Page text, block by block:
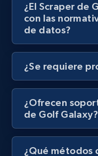
Youtube - Videos
URL, Title, Youtuber,
8.1K+ 714+
¿El Scraper de
con las
de datos?
¿Se requiere
¿Ofrecen
de Golf Galaxy?
¿Qué métodos